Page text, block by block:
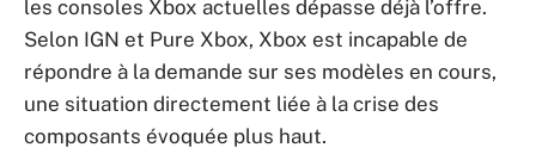
les consoles Xbox actuelles dépasse déjà l’offre.
Selon IGN et Pure Xbox, Xbox est incapable de
répondre à la demande sur ses modèles en cours,
une situation directement liée à la crise des
composants évoquée plus haut.